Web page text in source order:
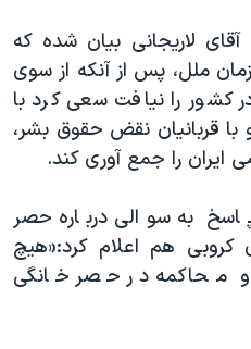
لاریجانی بیان شده که
ملل، پس از آنکه از سوی
کشور را نیافت سعی کرد با
قربانیان نقض حقوق بشر،
ایران را جمع آوری کند.
به سوالی درباره حصر
هم اعلام کرد:«هیچ
محاکمه در حصر خانگی